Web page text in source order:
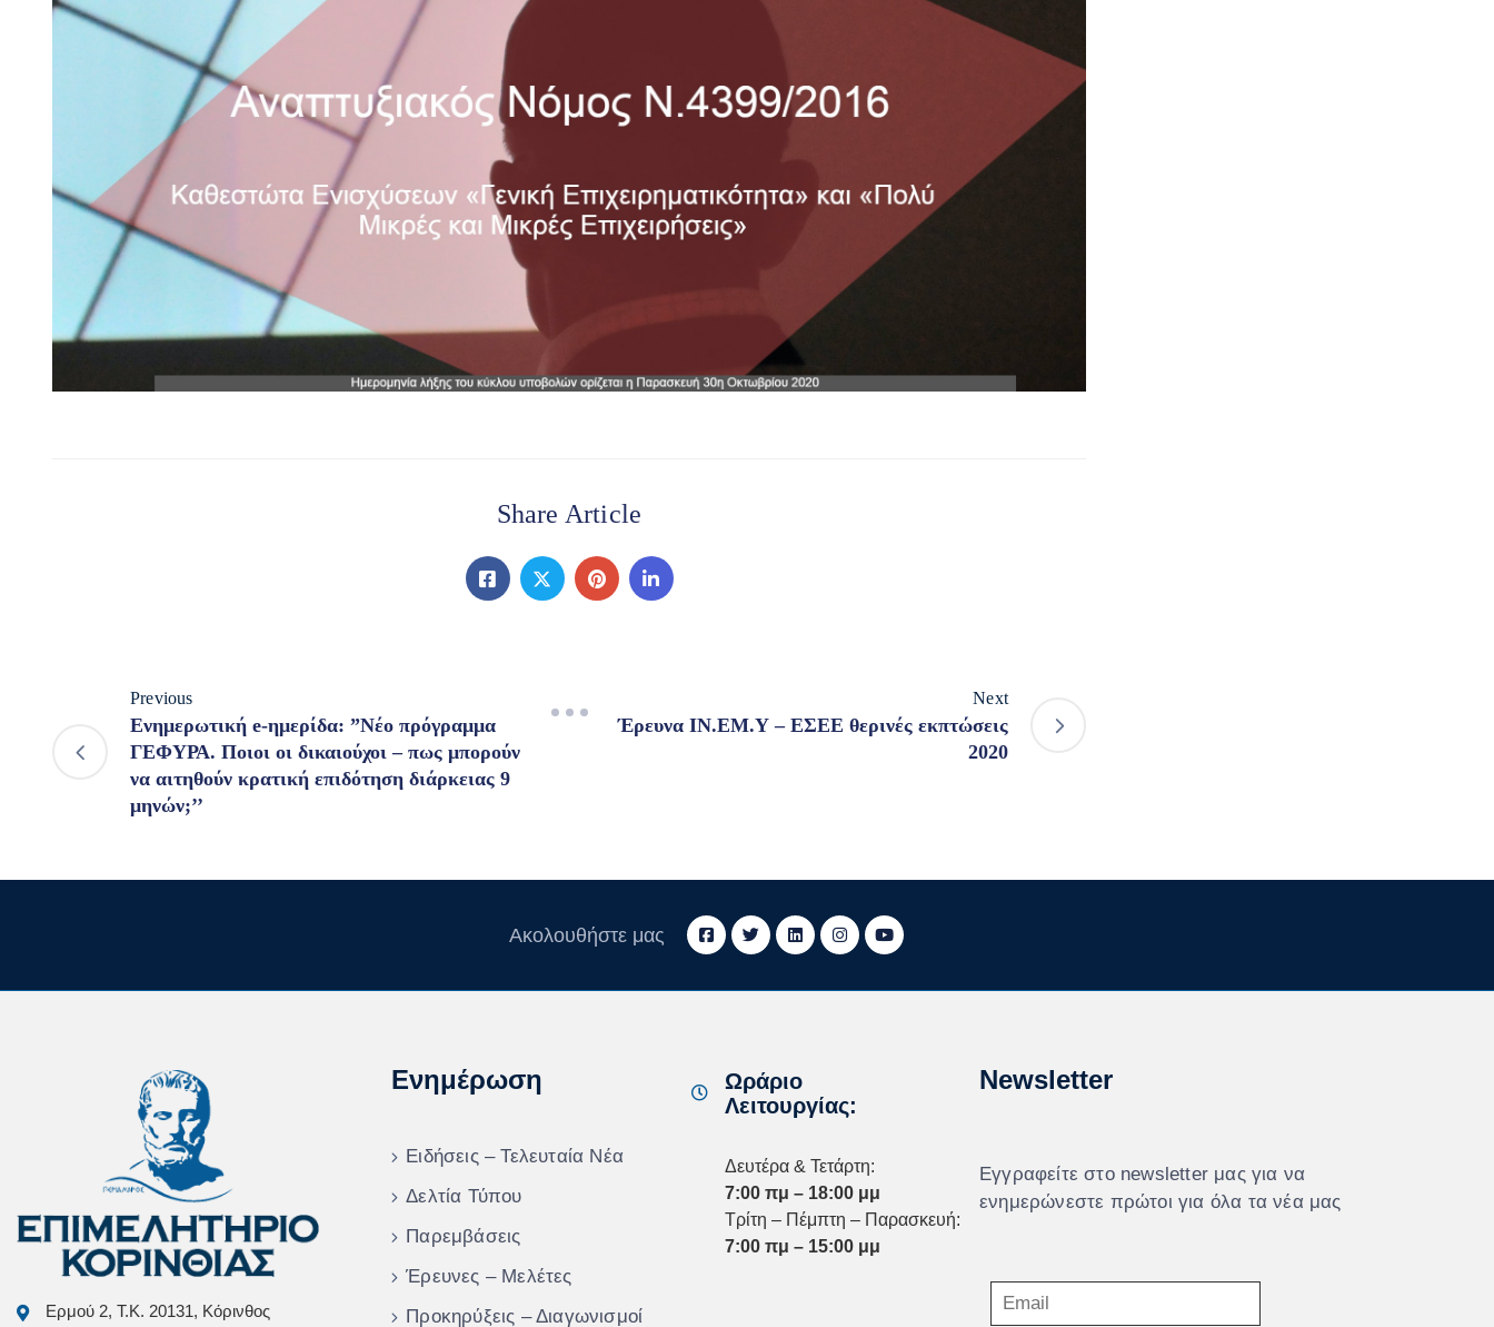
Share Article
Previous
Ενημερωτική e-ημερίδα: ”Νέο πρόγραμμα
ΓΕΦΥΡΑ. Ποιοι οι δικαιούχοι – πως μπορούν
να αιτηθούν κρατική επιδότηση διάρκειας 9
μηνών;’’
Next
Έρευνα ΙΝ.ΕΜ.Υ – ΕΣΕΕ θερινές εκπτώσεις
2020
Ακολουθήστε μας
Ερμού 2, Τ.Κ. 20131, Κόρινθος
Ενημέρωση
Ειδήσεις – Τελευταία Νέα
Δελτία Τύπου
Παρεμβάσεις
Έρευνες – Μελέτες
Προκηρύξεις – Διαγωνισμοί
Ωράριο
Λειτουργίας:
Δευτέρα & Τετάρτη:
7:00 πμ – 18:00 μμ
Τρίτη – Πέμπτη – Παρασκευή:
7:00 πμ – 15:00 μμ
Newsletter
Εγγραφείτε στο newsletter μας για να
ενημερώνεστε πρώτοι για όλα τα νέα μας